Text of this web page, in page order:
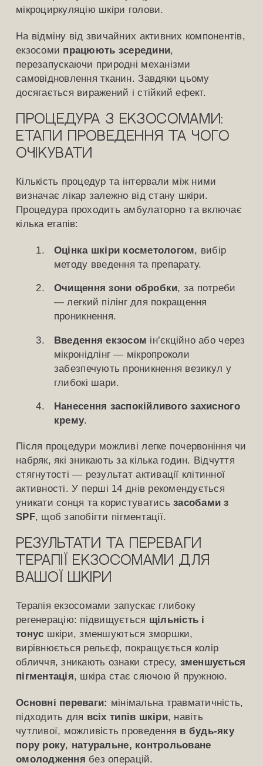
мікроциркуляцію шкіри голови.
На відміну від звичайних активних компонентів,
екзосоми працюють зсередини,
перезапускаючи природні механізми
самовідновлення тканин. Завдяки цьому
досягається виражений і стійкий ефект.
Процедура з екзосомами:
етапи проведення та чого
очікувати
Кількість процедур та інтервали між ними
визначає лікар залежно від стану шкіри.
Процедура проходить амбулаторно та включає
кілька етапів:
Оцінка шкіри косметологом, вибір
методу введення та препарату.
Очищення зони обробки, за потреби
— легкий пілінг для покращення
проникнення.
Введення екзосом ін’єкційно або через
мікронідлінг — мікропроколи
забезпечують проникнення везикул у
глибокі шари.
Нанесення заспокійливого захисного
крему.
Після процедури можливі легке почервоніння чи
набряк, які зникають за кілька годин. Відчуття
стягнутості — результат активації клітинної
активності. У перші 14 днів рекомендується
уникати сонця та користуватисьзасобами з
SPF, щоб запобігти пігментації.
Результати та переваги
терапії екзосомами для
вашої шкіри
Терапія екзосомами запускає глибоку
регенерацію: підвищується щільність і
тонус шкіри, зменшуються зморшки,
вирівнюється рельєф, покращується колір
обличчя, зникають ознаки стресу, зменшується
пігментація, шкіра стає сяючою й пружною.
Основні переваги: мінімальна травматичність,
підходить для всіх типів шкіри, навіть
чутливої, можливість проведення в будь-яку
пору року, натуральне, контрольоване
омолодження без операцій.